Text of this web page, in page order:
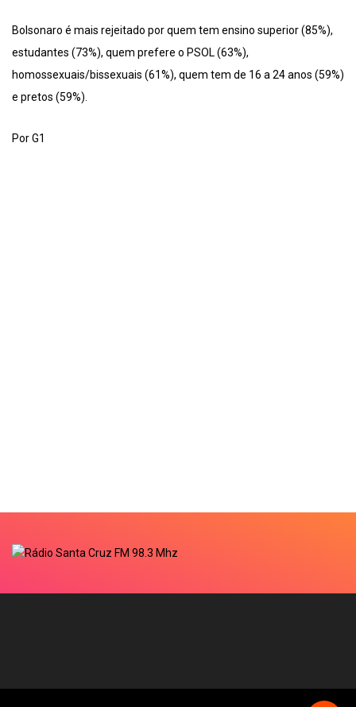
Bolsonaro é mais rejeitado por quem tem ensino superior (85%),
estudantes (73%), quem prefere o PSOL (63%),
homossexuais/bissexuais (61%), quem tem de 16 a 24 anos (59%)
e pretos (59%).
Por G1